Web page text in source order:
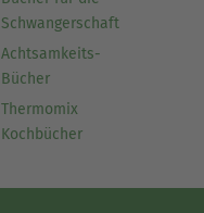
Schwangerschaft
Achtsamkeits-
Bücher
Thermomix
Kochbücher